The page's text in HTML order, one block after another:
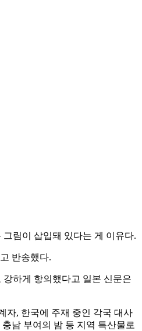
림이 삽입돼 있다는 게 이유다.
반송했다.
하게 항의했다고 일본 신문은
자, 한국에 주재 중인 각국 대사
남 부여의 밤 등 지역 특산물로